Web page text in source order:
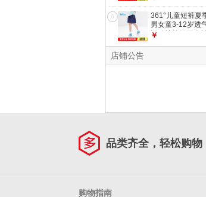
6
361°儿童短裤夏
男女童3-12岁透
运动裤梭织五分裤
￥
店铺公告
品类齐全，轻松购物
购物指南